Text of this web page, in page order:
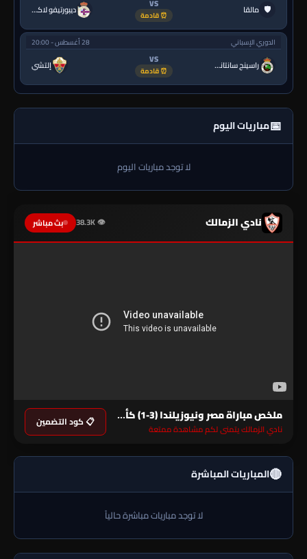
🛡 مالقا VS
⏰ قادمة ديبورتيفو لاكورونيا
الدوري الإسباني 28 أغسطس - 20:00
راسينج سانتاندير VS
⏰ قادمة إلتشي
📅مباريات اليوم
لا توجد مباريات اليوم
نادي الزمالك 👁 38.3K بث مباشر
ملخص مباراة مصر ونيوزيلندا (3-1) كأس العالم
نادي الزمالك يتمنى لكم مشاهدة ممتعة 📋 كود التضمين
🔴المباريات المباشرة
لا توجد مباريات مباشرة حالياً